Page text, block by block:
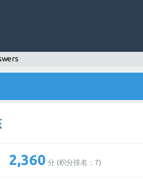
2,360 分 (积分排名：7)